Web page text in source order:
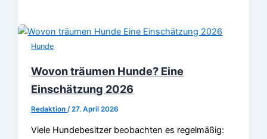
Hunde
Wovon träumen Hunde? Eine
Einschätzung 2026
Redaktion/27. April 2026
Viele Hundebesitzer beobachten es regelmäßig: